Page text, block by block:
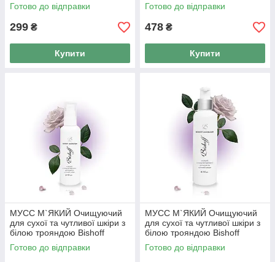
Готово до відправки
299 ₴
Купити
Готово до відправки
478 ₴
Купити
МУСС М`ЯКИЙ Очищуючий
для сухої та чутливої шкіри з
білою трояндою Bishoff
100мл
Готово до відправки
МУСС М`ЯКИЙ Очищуючий
для сухої та чутливої шкіри з
білою трояндою Bishoff
200мл
Готово до відправки